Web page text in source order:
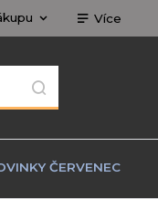
Více
ČERVENEC